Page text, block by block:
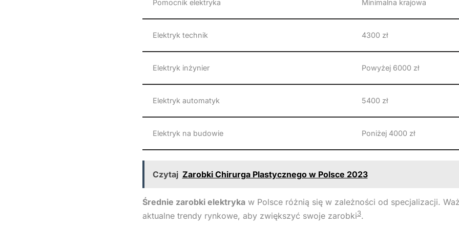
Pomocnik elektryka Minimalna krajowa
Elektryk technik 4300 zł
Elektryk inżynier Powyżej 6000 zł
Elektryk automatyk 5400 zł
Elektryk na budowie Poniżej 4000 zł
Czytaj Zarobki Chirurga Plastycznego w Polsce 2023
Średnie zarobki elektrykaw Polsce różnią się w zależności od specjalizacji.
aktualne trendy rynkowe, aby zwiększyć swoje zarobki3.